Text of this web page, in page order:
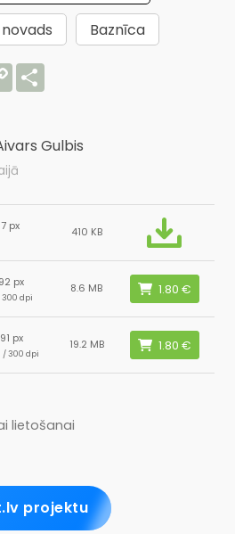
Baznīca
Copy
Link
Gulbis
px 410 KB
px
300 dpi
8.6 MB
px
/ 300 dpi
19.2 MB
lietošanai
projektu